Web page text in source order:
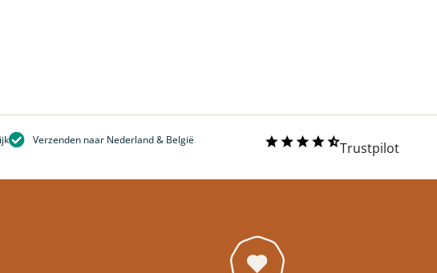
Verzenden naar Nederland & België Trustpilot